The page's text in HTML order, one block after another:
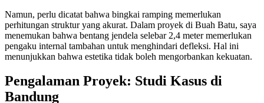
Namun, perlu dicatat bahwa bingkai ramping memerlukan
perhitungan struktur yang akurat. Dalam proyek di Buah Batu, saya
menemukan bahwa bentang jendela selebar 2,4 meter memerlukan
pengaku internal tambahan untuk menghindari defleksi. Hal ini
menunjukkan bahwa estetika tidak boleh mengorbankan kekuatan.
Pengalaman Proyek: Studi Kasus di
Bandung